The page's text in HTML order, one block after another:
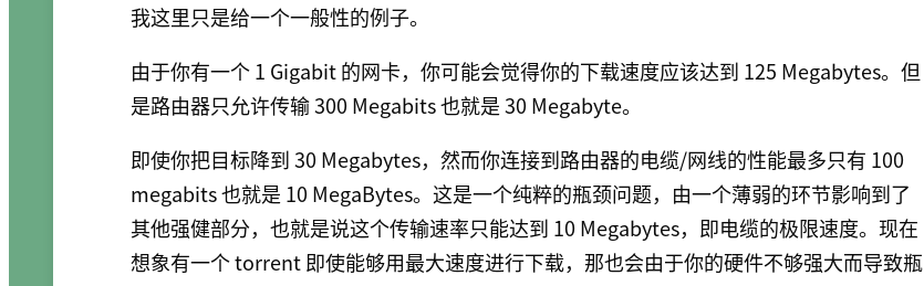
我这里只是给一个一般性的例子。
由于你有一个 1 Gigabit 的网卡，你可能会觉得你的下载速度应该达到 125 Megabytes。但
是路由器只允许传输 300 Megabits 也就是 30 Megabyte。
即使你把目标降到 30 Megabytes，然而你连接到路由器的电缆/网线的性能最多只有 100
megabits 也就是 10 MegaBytes。这是一个纯粹的瓶颈问题，由一个薄弱的环节影响到了
其他强健部分，也就是说这个传输速率只能达到 10 Megabytes，即电缆的极限速度。现在
想象有一个 torrent 即使能够用最大速度进行下载，那也会由于你的硬件不够强大而导致瓶